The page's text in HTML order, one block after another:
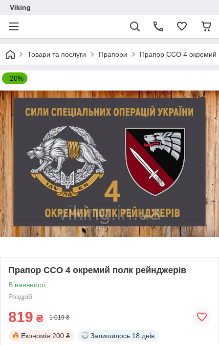
Viking
Товари та послуги Прапори Прапор ССО 4 окремий
–20%
Прапор ССО 4 окремий полк рейнджерів
В наявності
Роздріб
819 ₴ 1 019 ₴
Економія 200 ₴ Залишилось 18 днів